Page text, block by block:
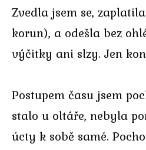
Zvedla jsem se,
korun), a odešla bez
výčitky ani slzy. Jen
Postupem času jsem
stalo u oltáře, nebyla
úcty k sobě samé.